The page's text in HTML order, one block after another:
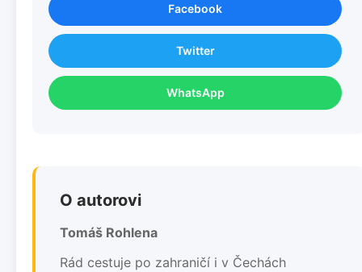
Facebook
Twitter
WhatsApp
O autorovi
Tomáš Rohlena
Rád cestuje po zahraničí i v Čechách